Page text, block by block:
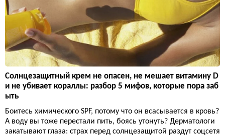
Солнцезащитный крем не опасен, не мешает витамину D
и не убивает кораллы: разбор 5 мифов, которые пора заб
ыть
Боитесь химического SPF, потому что он всасывается в кровь?
А воду вы тоже перестали пить, боясь утонуть? Дерматологи
закатывают глаза: страх перед солнцезащитой раздут соцсетя